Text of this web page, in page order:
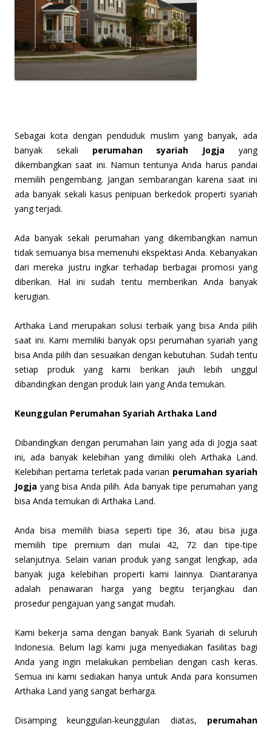
Sebagai kota dengan penduduk muslim yang banyak, ada
banyak sekali perumahan syariah Jogja yang
dikembangkan saat ini. Namun tentunya Anda harus pandai
memilih pengembang. Jangan sembarangan karena saat ini
ada banyak sekali kasus penipuan berkedok properti syariah
yang terjadi.
Ada banyak sekali perumahan yang dikembangkan namun
tidak semuanya bisa memenuhi ekspektasi Anda. Kebanyakan
dari mereka justru ingkar terhadap berbagai promosi yang
diberikan. Hal ini sudah tentu memberikan Anda banyak
kerugian.
Arthaka Land merupakan solusi terbaik yang bisa Anda pilih
saat ini. Kami memiliki banyak opsi perumahan syariah yang
bisa Anda pilih dan sesuaikan dengan kebutuhan. Sudah tentu
setiap produk yang kami berikan jauh lebih unggul
dibandingkan dengan produk lain yang Anda temukan.
Keunggulan Perumahan Syariah Arthaka Land
Dibandingkan dengan perumahan lain yang ada di Jogja saat
ini, ada banyak kelebihan yang dimiliki oleh Arthaka Land.
Kelebihan pertama terletak pada varian perumahan syariah
Jogja yang bisa Anda pilih. Ada banyak tipe perumahan yang
bisa Anda temukan di Arthaka Land.
Anda bisa memilih biasa seperti tipe 36, atau bisa juga
memilih tipe premium dari mulai 42, 72 dan tipe-tipe
selanjutnya. Selain varian produk yang sangat lengkap, ada
banyak juga kelebihan properti kami lainnya. Diantaranya
adalah penawaran harga yang begitu terjangkau dan
prosedur pengajuan yang sangat mudah.
Kami bekerja sama dengan banyak Bank Syariah di seluruh
Indonesia. Belum lagi kami juga menyediakan fasilitas bagi
Anda yang ingin melakukan pembelian dengan cash keras.
Semua ini kami sediakan hanya untuk Anda para konsumen
Arthaka Land yang sangat berharga.
Disamping keunggulan-keunggulan diatas, perumahan